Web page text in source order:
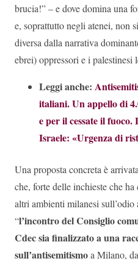
brucia!” – e dove domina una
e, soprattutto negli atenei, non
diversa dalla narrativa
ebrei) oppressori e i palestinesi
Leggi anche:
italiani. Un appello di
e per il cessate il
Israele: «Urgenza di
Una proposta concreta è
che, forte delle inchieste che
altri ambienti milanesi
“l’incontro del Consiglio
Cdec sia finalizzato a una
sull’antisemitismoa Milano,